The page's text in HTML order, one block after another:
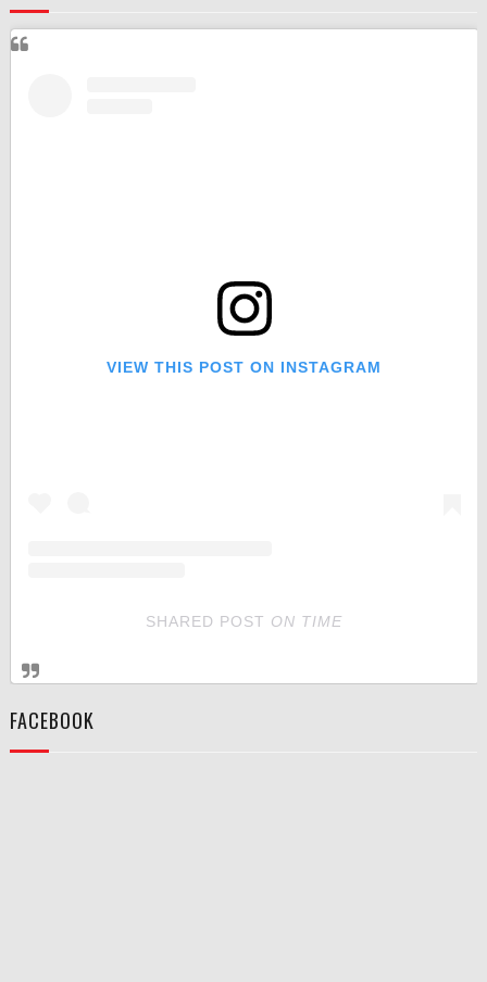
VIEW THIS POST ON INSTAGRAM
SHARED POST ON TIME
FACEBOOK